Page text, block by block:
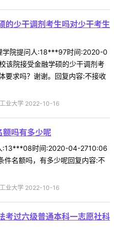
的少干调剂考生吗对少干考生
学院提问人:18***97时间:2020-0
该院接受金融学硕的少干调剂考
要求吗？谢谢。回复内容:不接收
业大学 2022-10-16
吗有多少呢
:13***08时间:2020-04-2710:06
名额吗，有多少呢回复内容:不
业大学 2022-10-16
考过六级普通本科一志愿社科